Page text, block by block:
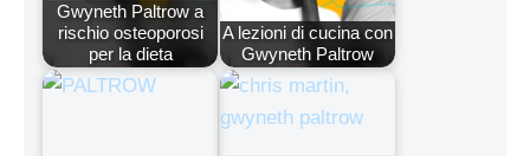
Gwyneth Paltrow a
rischio osteoporosi
per la dieta
A lezioni di cucina con
Gwyneth Paltrow